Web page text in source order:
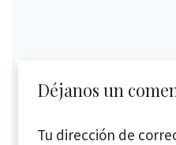
Déjanos un
Tu dirección de